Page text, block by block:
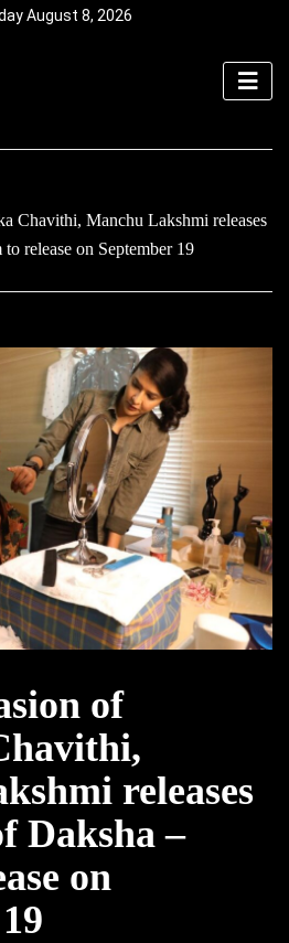
August 8, 2026
Chavithi, Manchu Lakshmi releases
release on September 19
of
releases
Daksha –
on